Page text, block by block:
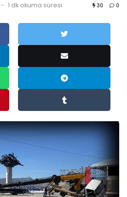
- 1 dk okuma süresi 30 0